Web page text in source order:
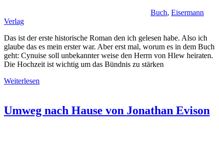
Buch, Eisermann
Verlag
Das ist der erste historische Roman den ich gelesen habe. Also ich
glaube das es mein erster war. Aber erst mal, worum es in dem Buch
geht: Cynuise soll unbekannter weise den Herrn von Hlew heiraten.
Die Hochzeit ist wichtig um das Bündnis zu stärken
Weiterlesen
Umweg nach Hause von Jonathan Evison